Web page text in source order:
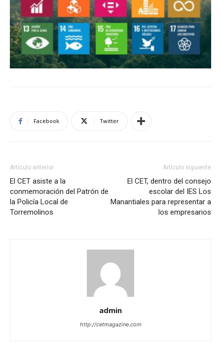
Facebook Twitter
Artículo anterior
El CET asiste a la
conmemoración del Patrón de
la Policía Local de
Torremolinos
Artículo siguiente
El CET, dentro del consejo
escolar del IES Los
Manantiales para representar a
los empresarios
admin
http://cetmagazine.com